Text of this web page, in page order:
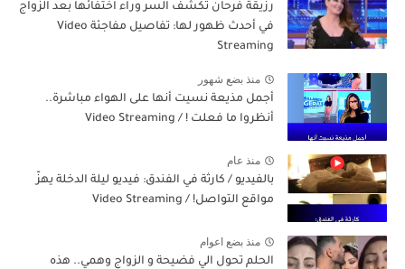
رزيقة فرحان تكشف السر وراء اختفائها بعد الزواج
في أحدث ظهور لها: تفاصيل مفاجئة Video
Streaming
منذ بضع شهور
أجمل مذيعة نسيت أنها على الهواء مباشرة..
أنظروا ما فعلت ! / Video Streaming
منذ عام
بالفيديو / كارثة في الفندق: فيديو ليلة الدخلة يهزّ
مواقع التواصل! / Video Streaming
منذ بضع اعوام
الحلم تحول الي فضيحة و الزواج وهمي.. هذه